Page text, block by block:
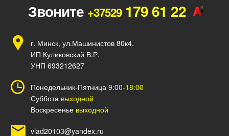
Звоните +37529 179 61 22
г. Минск, ул.Машинистов 80к4.
ИП Куликовский В.Р.
УНП 693212627
Понедельник-Пятница 9:00-18:00
Суббота выходной
Воскресенье выходной
vlad20103@yandex.ru